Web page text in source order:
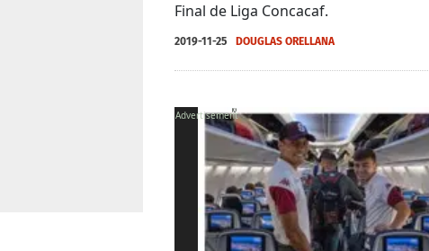
Final de Liga Concacaf.
2019-11-25 DOUGLAS ORELLANA
X